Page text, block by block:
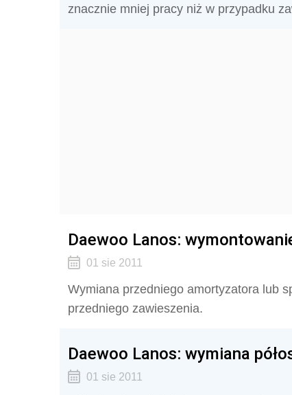
znacznie mniej pracy niż w przypadku
Daewoo Lanos:
01 sie 2011
Wymiana przedniego amortyzatora lub
przedniego zawieszenia.
Daewoo Lanos: wymiana
01 sie 2011